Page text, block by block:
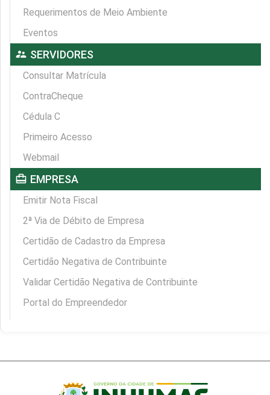
Requerimentos de Meio Ambiente
Eventos
supervisor_account SERVIDORES
Consultar Matrícula
ContraCheque
Cédula C
Primeiro Acesso
Webmail
card_travel EMPRESA
Emitir Nota Fiscal
2ª Via de Débito de Empresa
Certidão de Cadastro da Empresa
Certidão Negativa de Contribuinte
Validar Certidão Negativa de Contribuinte
Portal do Empreendedor